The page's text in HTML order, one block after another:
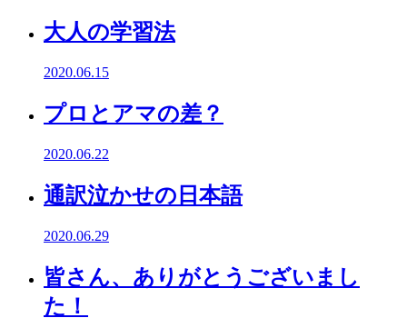
大人の学習法
2020.06.15
プロとアマの差？
2020.06.22
通訳泣かせの日本語
2020.06.29
皆さん、ありがとうございまし
た！